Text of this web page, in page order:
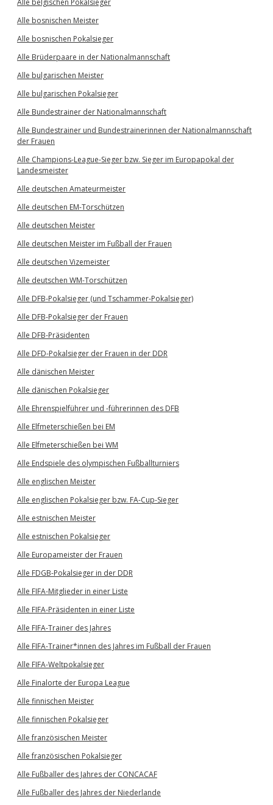
Alle belgischen Pokalsieger
Alle bosnischen Meister
Alle bosnischen Pokalsieger
Alle Brüderpaare in der Nationalmannschaft
Alle bulgarischen Meister
Alle bulgarischen Pokalsieger
Alle Bundestrainer der Nationalmannschaft
Alle Bundestrainer und Bundestrainerinnen der Nationalmannschaft
der Frauen
Alle Champions-League-Sieger bzw. Sieger im Europapokal der
Landesmeister
Alle deutschen Amateurmeister
Alle deutschen EM-Torschützen
Alle deutschen Meister
Alle deutschen Meister im Fußball der Frauen
Alle deutschen Vizemeister
Alle deutschen WM-Torschützen
Alle DFB-Pokalsieger (und Tschammer-Pokalsieger)
Alle DFB-Pokalsieger der Frauen
Alle DFB-Präsidenten
Alle DFD-Pokalsieger der Frauen in der DDR
Alle dänischen Meister
Alle dänischen Pokalsieger
Alle Ehrenspielführer und -führerinnen des DFB
Alle Elfmeterschießen bei EM
Alle Elfmeterschießen bei WM
Alle Endspiele des olympischen Fußballturniers
Alle englischen Meister
Alle englischen Pokalsieger bzw. FA-Cup-Sieger
Alle estnischen Meister
Alle estnischen Pokalsieger
Alle Europameister der Frauen
Alle FDGB-Pokalsieger in der DDR
Alle FIFA-Mitglieder in einer Liste
Alle FIFA-Präsidenten in einer Liste
Alle FIFA-Trainer des Jahres
Alle FIFA-Trainer*innen des Jahres im Fußball der Frauen
Alle FIFA-Weltpokalsieger
Alle Finalorte der Europa League
Alle finnischen Meister
Alle finnischen Pokalsieger
Alle französischen Meister
Alle französischen Pokalsieger
Alle Fußballer des Jahres der CONCACAF
Alle Fußballer des Jahres der Niederlande